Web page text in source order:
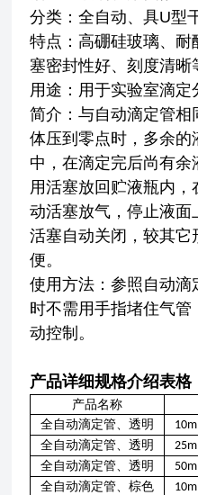
分类：全自动、具U型
特点：高硼硅玻璃、
塞密封性好、刻度清晰
用途：用于实验室滴定
简介：与自动滴定管
体压到零点时，多余
中，在滴定完后尚有余
用活塞放回贮液瓶内
动活塞放气，停止液
活塞自动关闭，较其
便。
使用方法：参照自动
时不需用手指堵住气管
动控制。
产品详细规格介绍表格
产品名称
全自动滴定管、透明
10ml
全自动滴定管、透明
25ml
全自动滴定管、透明
50ml
全自动滴定管、棕色
10ml